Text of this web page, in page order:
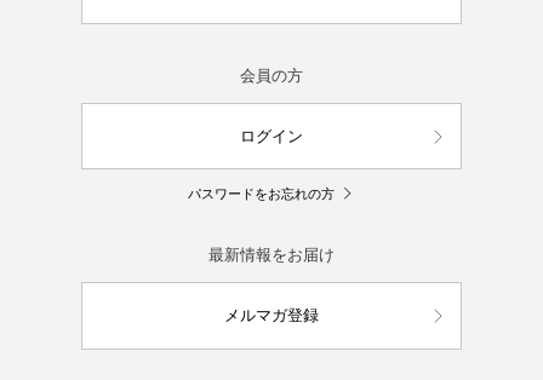
会員の方
ログイン
パスワードをお忘れの方
最新情報をお届け
メルマガ登録